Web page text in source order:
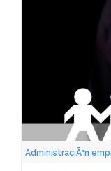
AdministraciÃ³n